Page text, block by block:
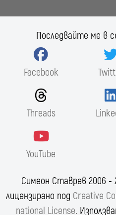
Последвайте ме в
Facebook
Threads
YouTube
Симеон Ставрев 2006
лицензирано под Creative
national License.